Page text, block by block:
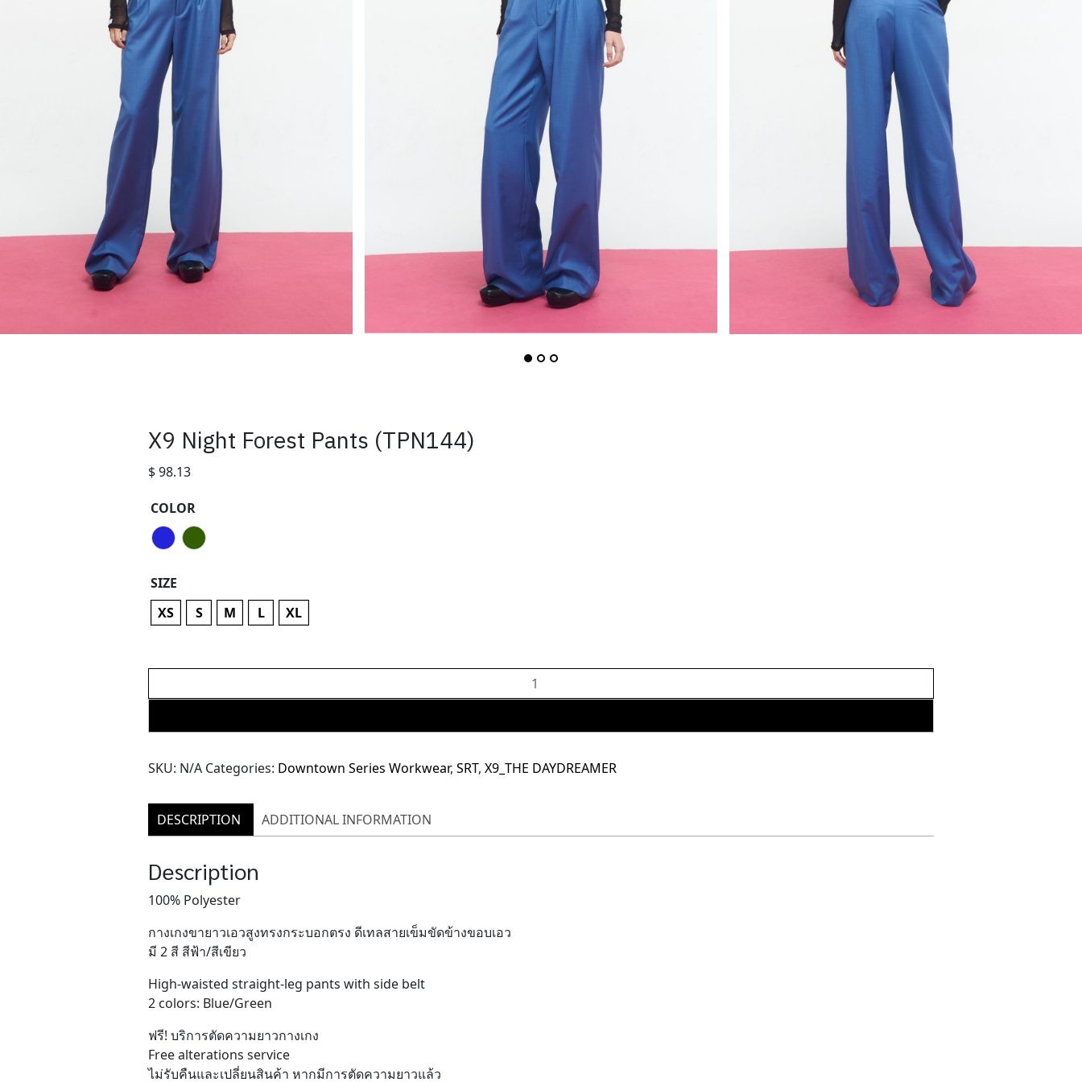
X9 Night Forest Pants (TPN144)
$98.13
COLOR
SIZE
XS
S M L XL
Night
Pants
quantity
SKU: N/A Categories: Downtown Series Workwear, SRT, X9_THE DAYDREAMER
DESCRIPTION ADDITIONAL INFORMATION
Description
100% Polyester
กางเกงขายาวเอวสูงทรงกระบอกตรง ดีเทลสายเข็มขัดข้างขอบเอว
มี 2 สี สีฟ้า/สีเขียว
High-waisted straight-leg pants with side belt
2 colors: Blue/Green
ฟรี! บริการตัดความยาวกางเกง
Free alterations service
ไม่รับคืนและเปลี่ยนสินค้า หากมีการตัดความยาวแล้ว